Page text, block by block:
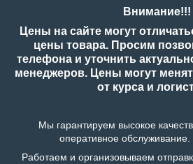
Внимание!!!
Цены на сайте могут
цены товара. Просим
телефона и уточнить
менеджеров. Цены могут
от курса и
Мы гарантируем высокое
оперативное
Работаем и организовываем